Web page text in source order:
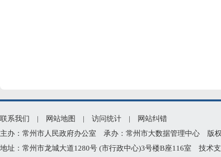
联系我们 | 网站地图 | 访问统计 |
网站纠错
主办：常州市人民政府办公室 承办：常州市大数据管理中心 版
地址：常州市龙城大道1280号 (市行政中心)3号楼B座116室 技术